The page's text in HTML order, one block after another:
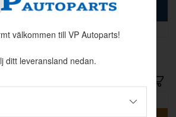
Artnr:282891
välkommen till VP Autoparts!
ditt leveransland nedan.